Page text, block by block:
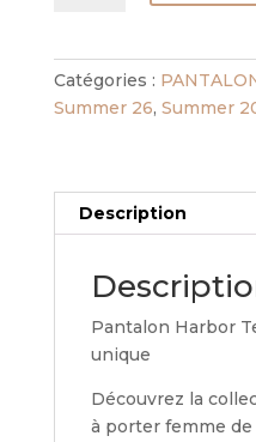
PANTALON
BLEU
Catégories :
Summer 26, Summer
Description
Pantalon Harbor
unique
Découvrez la
à porter femme de